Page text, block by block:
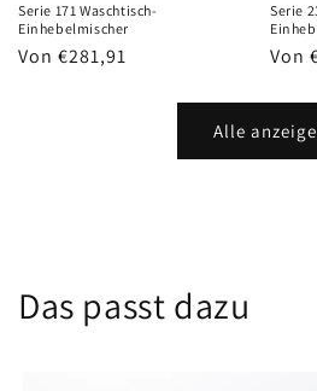
Serie 171 Waschtisch-
Einhebelmischer
Normaler
Von €281,91
Serie
Von
Alle
Das passt dazu